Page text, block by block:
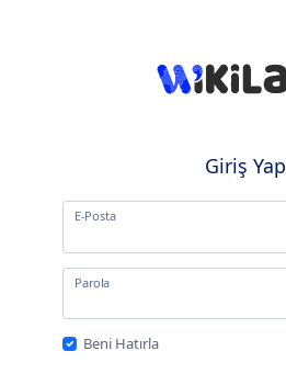
Giriş Yap
E-Posta
Parola
Beni Hatırla